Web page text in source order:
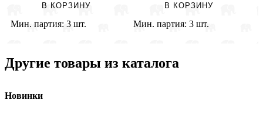
В КОРЗИНУ
Мин. партия: 3 шт.
В КОРЗИНУ
Мин. партия: 3 шт.
Другие товары из каталога
Новинки